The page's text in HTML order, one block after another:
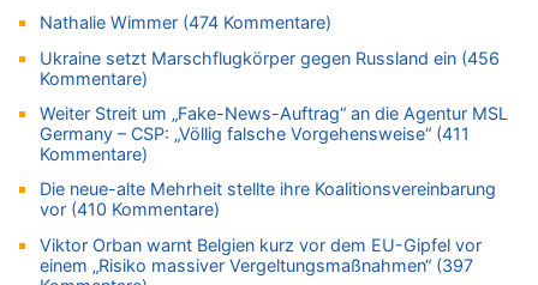
08.08.2026 - 20:13 von Dax zu
08.08.2026 - 20:09 von Dax zu
08.08.2026 - 20:06 von Dax zu
Zweite Hitzewelle in diesem Sommer ist jetzt amtlich
08.08.2026 - 19:00 von Peter G zu
Leipzig, Mechernich und die Frage: Wer steckt hinter den
Drohnen mit Strengstoff? War es Russland?
08.08.2026 - 18:48 von Marcel Scholzen Eimerscheid zu
Nathalie Wimmer (474 Kommentare)
Ukraine setzt Marschflugkörper gegen Russland ein (456
Kommentare)
Weiter Streit um „Fake-News-Auftrag“ an die Agentur MSL
Germany – CSP: „Völlig falsche Vorgehensweise“ (411
Kommentare)
Die neue-alte Mehrheit stellte ihre Koalitionsvereinbarung
vor (410 Kommentare)
Viktor Orban warnt Belgien kurz vor dem EU-Gipfel vor
einem „Risiko massiver Vergeltungsmaßnahmen“ (397